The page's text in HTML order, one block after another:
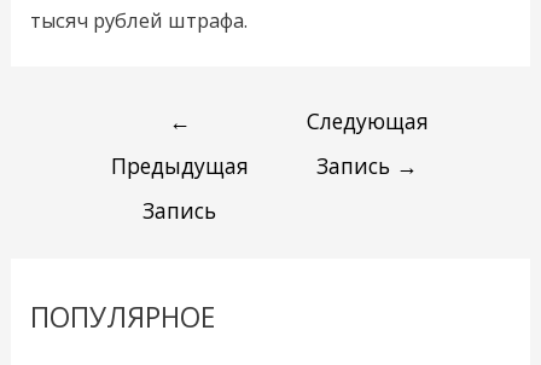
тысяч рублей штрафа.
←
Предыдущая
Запись
Следующая
Запись →
ПОПУЛЯРНОЕ